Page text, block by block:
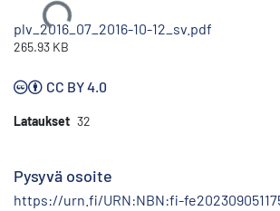
Ladataan...
plv_2016_07_2016-10-12_sv.pdf
265.93 KB
CC BY 4.0
Lataukset 32
Pysyvä osoite
https://urn.fi/URN:NBN:fi-